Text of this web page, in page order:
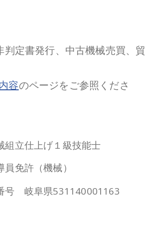
判定書発行、中古機械売買、貿
容のページをご参照くださ
立仕上げ１級技能士
免許（機械）
号 岐阜県531140001163